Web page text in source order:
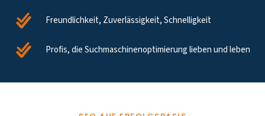
Freundlichkeit, Zuverlässigkeit, Schnelligkeit
Profis, die Suchmaschinenoptimierung lieben und leben